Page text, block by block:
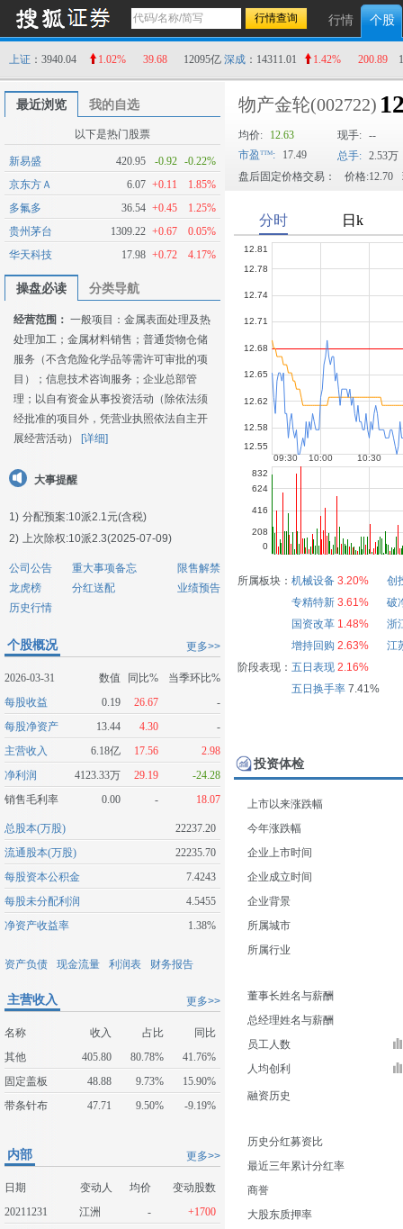
行情 个股
上证 ：3940.04 1.02% 39.68 12095亿 深成 ：14311.01 1.42% 200.89
最近浏览 我的自选
以下是热门股票
新易盛 420.95 -0.92 -0.22%
京东方Ａ
6.07 +0.11
1.85%
多氟多
36.54 +0.45
1.25%
贵州茅台
1309.22 +0.67
0.05%
华天科技
17.98 +0.72 4.17%
操盘必读 分类导航
经营范围： 一般项目：金属表面处理及热
处理加工；金属材料销售；普通货物仓储
服务（不含危险化学品等需许可审批的项
目）；信息技术咨询服务；企业总部管
理；以自有资金从事投资活动（除依法须
经批准的项目外，凭营业执照依法自主开
展经营活动）
[详细]
大事提醒
1) 分配预案:10派2.1元(含税)
2) 上次除权:10派2.3(2025-07-09)
公司公告 重大事项备忘
限售解禁
龙虎榜
分红送配
业绩预告
历史行情
更多>>
个股概况
2026-03-31 数值 同比%
当季环比%
每股收益
0.19 26.67
-
每股净资产
13.44 4.30
-
主营收入
6.18亿 17.56
2.98
净利润
4123.33万 29.19
-24.28
销售毛利率
0.00 - 18.07
总股本(万股)
22237.20
流通股本(万股)
22235.70
每股资本公积金
7.4243
每股未分配利润
4.5455
净资产收益率
1.38%
资产负债 现金流量 利润表 财务报告
更多>>
主营收入
名称 收入 占比
同比
其他
405.80 80.78%
41.76%
固定盖板
48.88 9.73%
15.90%
带条针布
47.71 9.50% -9.19%
更多>>
内部
日期 变动人 均价
变动股数
20211231
江洲 -
+1700
物产金轮(002722)
均价: 12.63 现手: --
市盈
: 17.49 总手: 2.53万
盘后固定价格交易：
价格:12.70
所属板块： 机械设备 3.20%
创
专精特新 3.61%
破
国资改革 1.48%
浙
增持回购 2.63%
江
阶段表现： 五日表现 2.16%
五日换手率7.41%
投资体检
上市以来涨跌幅
今年涨跌幅
企业上市时间
企业成立时间
企业背景
所属城市
所属行业
董事长姓名与薪酬
总经理姓名与薪酬
员工人数
人均创利
融资历史
历史分红募资比
最近三年累计分红率
商誉
大股东质押率